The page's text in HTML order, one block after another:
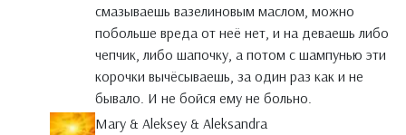
смазываешь вазелиновым маслом, можно
побольше вреда от неё нет, и на деваешь либо
чепчик, либо шапочку, а потом с шампунью эти
корочки вычёсываешь, за один раз как и не
бывало. И не бойся ему не больно.
Mary & Aleksey & Aleksandra